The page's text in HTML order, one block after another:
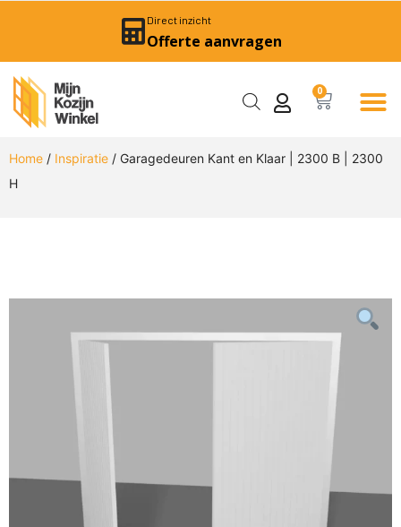
Direct inzicht
Offerte aanvragen
0
Home / Inspiratie / Garagedeuren Kant en Klaar | 2300 B | 2300
H